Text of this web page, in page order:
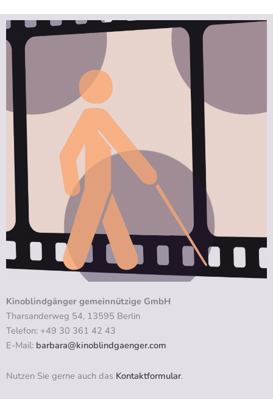
Kinoblindgänger gemeinnützige GmbH
Tharsanderweg 54, 13595 Berlin
Telefon: +49 30 361 42 43
E-Mail: barbara@kinoblindgaenger.com
Nutzen Sie gerne auch das Kontaktformular.